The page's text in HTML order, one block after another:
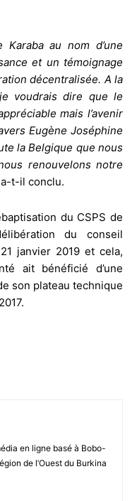
au nom d’une
et un témoignage
décentralisée. A la
voudrais dire que le
mais l’avenir
Eugène Joséphine
la Belgique que nous
renouvelons notre
a-t-il conclu.
du CSPS de
du conseil
janvier 2019 et cela,
ait bénéficié d’une
son plateau technique
en ligne basé à Bobo-
de l’Ouest du Burkina